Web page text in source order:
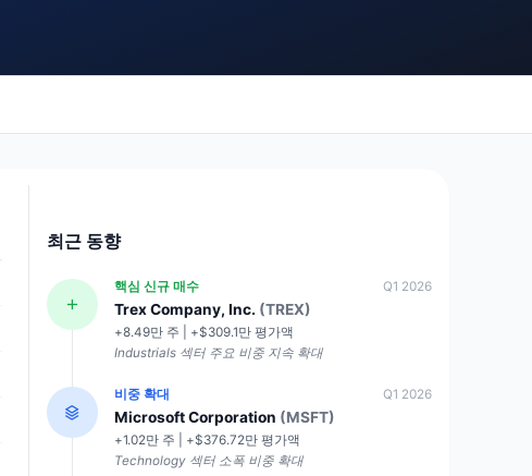
최근 동향
핵심 신규 매수
Trex Company, Inc. (TREX)
+8.49만 주 | +$309.1만 평가액
Industrials 섹터 주요 비중 지속 확대
Q1 2026
비중 확대
Microsoft Corporation (MSFT)
+1.02만 주 | +$376.72만 평가액
Technology 섹터 소폭 비중 확대
Q1 2026